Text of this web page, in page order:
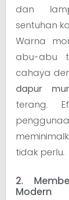
dan
sentuhan
Warna
abu-abu
cahaya
dapur
terang.
tidak perlu.
2.
Modern